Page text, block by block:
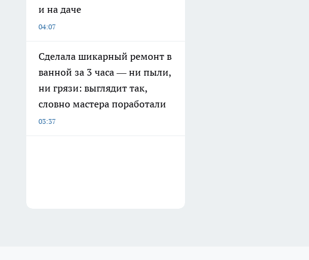
и на даче
04:07
Сделала шикарный ремонт в
ванной за 3 часа — ни пыли,
ни грязи: выглядит так,
словно мастера поработали
03:37